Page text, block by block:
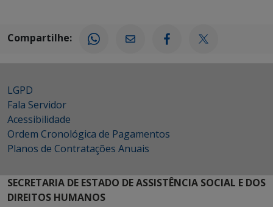
Compartilhe:
LGPD
Fala Servidor
Acessibilidade
Ordem Cronológica de Pagamentos
Planos de Contratações Anuais
SECRETARIA DE ESTADO DE ASSISTÊNCIA SOCIAL E DOS
DIREITOS HUMANOS